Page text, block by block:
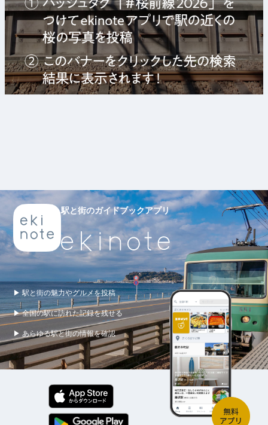
駅と街のガイドブックアプリ
▶ 駅と街の魅力やグルメを投稿
▶ 全国の駅に訪れた記録を残せる
▶ あらゆる駅と街の情報を確認